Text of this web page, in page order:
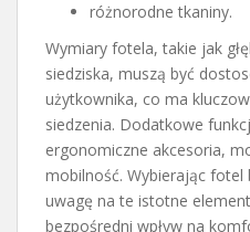
różnorodne tkaniny.
Wymiary fotela, takie jak
siedziska, muszą być
użytkownika, co ma
siedzenia. Dodatkowe
ergonomiczne akcesoria,
mobilność. Wybierając
uwagę na te istotne
bezpośredni wpływ na